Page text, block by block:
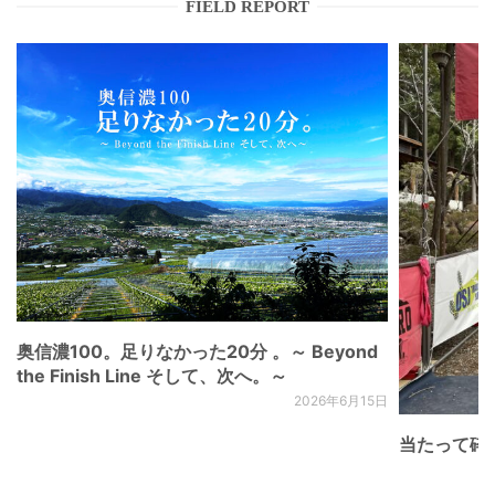
FIELD REPORT
奥信濃100。足りなかった20分 。～ Beyond
the Finish Line そして、次へ。～
2026年6月15日
当たって砕